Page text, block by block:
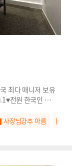
다 매니저 보유
원 한국인 관리
사장님강추 아름